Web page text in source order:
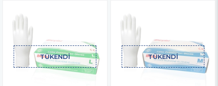
TÜKENDI TÜKENDI